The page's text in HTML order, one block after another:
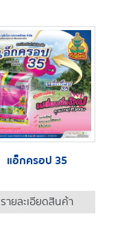
แอ็กครอป 35
รายละเอียดสินค้า